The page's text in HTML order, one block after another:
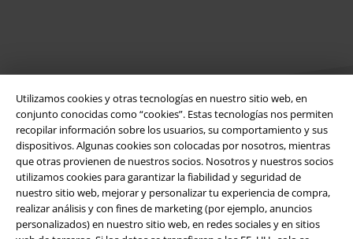
Utilizamos cookies y otras tecnologías en nuestro sitio web, en
conjunto conocidas como “cookies”. Estas tecnologías nos permiten
recopilar información sobre los usuarios, su comportamiento y sus
dispositivos. Algunas cookies son colocadas por nosotros, mientras
que otras provienen de nuestros socios. Nosotros y nuestros socios
utilizamos cookies para garantizar la fiabilidad y seguridad de
nuestro sitio web, mejorar y personalizar tu experiencia de compra,
realizar análisis y con fines de marketing (por ejemplo, anuncios
personalizados) en nuestro sitio web, en redes sociales y en sitios
Legal
Términos y Condiciones
Aviso Legal